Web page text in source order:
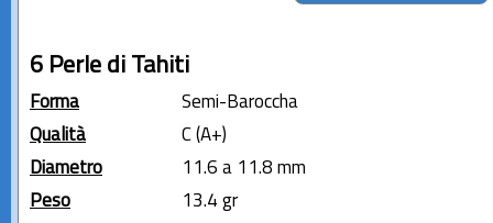
6 Perle di Tahiti
Forma
Semi-Baroccha
Qualità
C (A+)
Diametro
11.6 a 11.8 mm
Peso
13.4 gr